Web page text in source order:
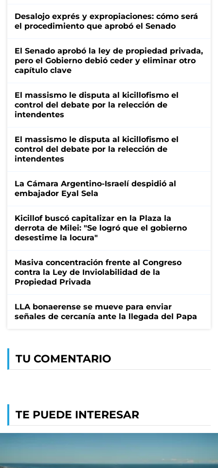
Desalojo exprés y expropiaciones: cómo será
el procedimiento que aprobó el Senado
El Senado aprobó la ley de propiedad privada,
pero el Gobierno debió ceder y eliminar otro
capítulo clave
El massismo le disputa al kicillofismo el
control del debate por la relección de
intendentes
El massismo le disputa al kicillofismo el
control del debate por la relección de
intendentes
La Cámara Argentino-Israelí despidió al
embajador Eyal Sela
Kicillof buscó capitalizar en la Plaza la
derrota de Milei: "Se logró que el gobierno
desestime la locura"
Masiva concentración frente al Congreso
contra la Ley de Inviolabilidad de la
Propiedad Privada
LLA bonaerense se mueve para enviar
señales de cercanía ante la llegada del Papa
TU COMENTARIO
TE PUEDE INTERESAR